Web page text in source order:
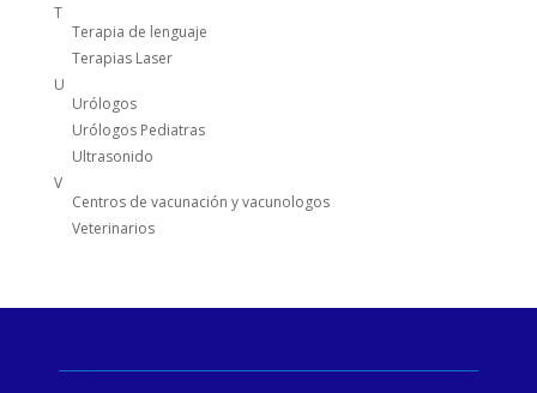
T
Terapia de lenguaje
Terapias Laser
U
Urólogos
Urólogos Pediatras
Ultrasonido
V
Centros de vacunación y vacunologos
Veterinarios